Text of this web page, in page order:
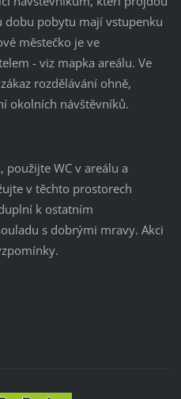
dobu pobytu mají vstupenku
městečko je ve
- viz mapka areálu. Ve
rozdělávání ohně,
okolních návštěvníků.
WC v areálu a
v těchto prostorech
k ostatním
s dobrými mravy. Akci